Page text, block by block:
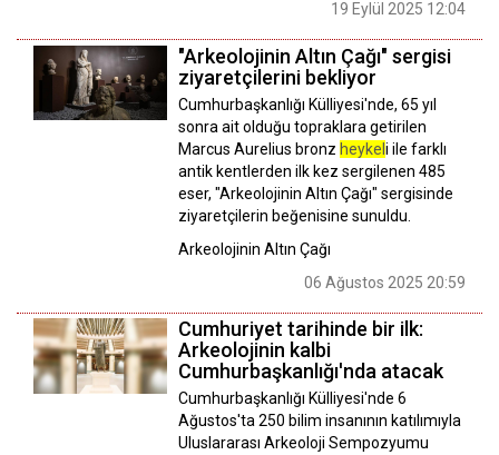
19 Eylül 2025 12:04
"Arkeolojinin Altın Çağı" sergisi
ziyaretçilerini bekliyor
Cumhurbaşkanlığı Külliyesi'nde, 65 yıl
sonra ait olduğu topraklara getirilen
Marcus Aurelius bronz heykeli ile farklı
antik kentlerden ilk kez sergilenen 485
eser, "Arkeolojinin Altın Çağı" sergisinde
ziyaretçilerin beğenisine sunuldu.
Arkeolojinin Altın Çağı
06 Ağustos 2025 20:59
Cumhuriyet tarihinde bir ilk:
Arkeolojinin kalbi
Cumhurbaşkanlığı'nda atacak
Cumhurbaşkanlığı Külliyesi'nde 6
Ağustos'ta 250 bilim insanının katılımıyla
Uluslararası Arkeoloji Sempozyumu